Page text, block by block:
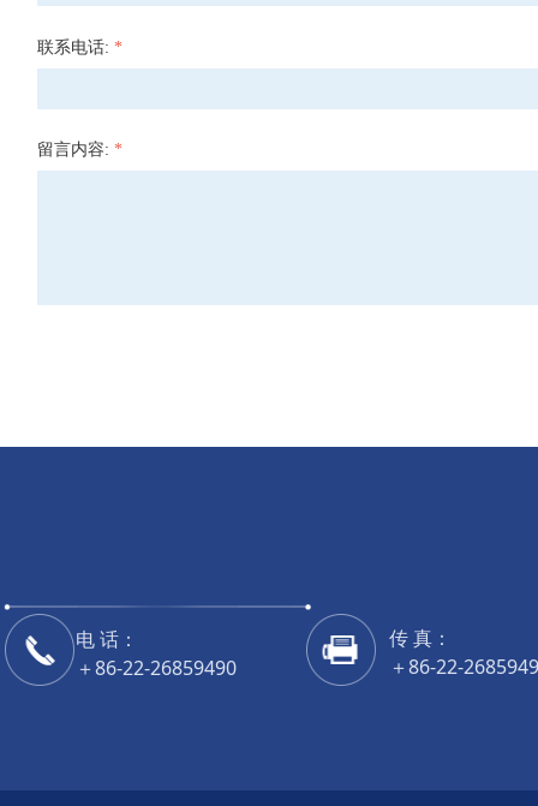
联系电话: *
留言内容: *
电 话：
＋86-22-26859490
传 真：
＋86-22-